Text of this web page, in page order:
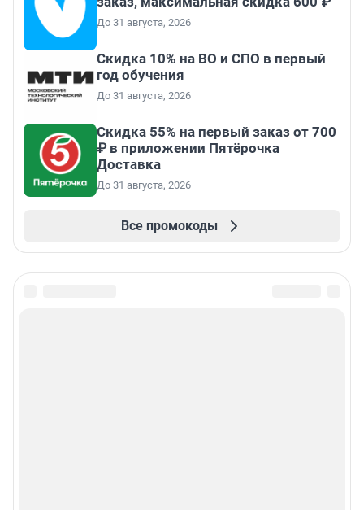
До 31 августа, 2026
Скидка 10% на ВО и СПО в первый
год обучения
До 31 августа, 2026
Скидка 55% на первый заказ от 700
₽ в приложении Пятёрочка
Доставка
До 31 августа, 2026
Все промокоды